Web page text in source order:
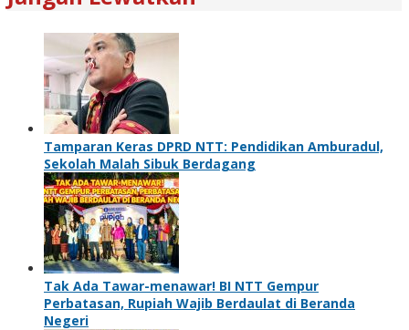
Tamparan Keras DPRD NTT: Pendidikan Amburadul,
Sekolah Malah Sibuk Berdagang
Tak Ada Tawar-menawar! BI NTT Gempur
Perbatasan, Rupiah Wajib Berdaulat di Beranda
Negeri